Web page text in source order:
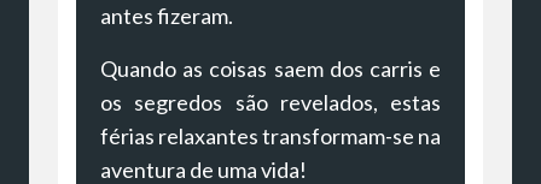
antes fizeram.
Quando as coisas saem dos carris e
os segredos são revelados, estas
férias relaxantes transformam-se na
aventura de uma vida!